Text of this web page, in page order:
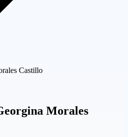
Castillo
Morales